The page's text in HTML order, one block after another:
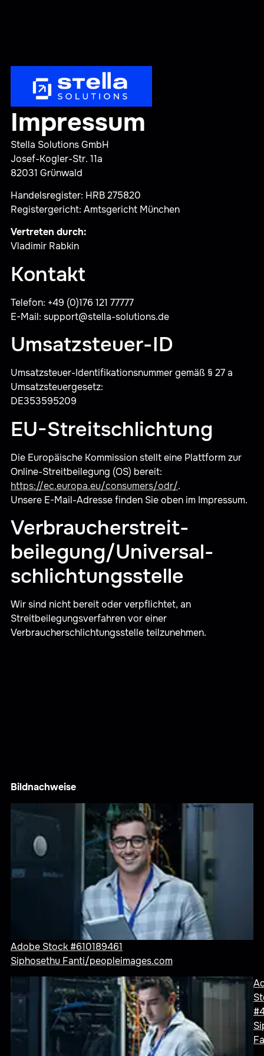
Impressum
Stella Solutions GmbH
Josef-Kogler-Str. 11a
82031 Grünwald
Handelsregister: HRB 275820
Registergericht: Amtsgericht München
Vertreten durch:
Vladimir Rabkin
Kontakt
Telefon: +49 (0)176 121 77777
E-Mail: support@stella-solutions.de
Umsatzsteuer-ID
Umsatzsteuer-Identifikationsnummer gemäß § 27 a
Umsatzsteuergesetz:
DE353595209
EU-Streitschlichtung
Die Europäische Kommission stellt eine Plattform zur
Online-Streitbeilegung (OS) bereit:
https://ec.europa.eu/consumers/odr/.
Unsere E-Mail-Adresse finden Sie oben im Impressum.
Verbraucher­streit­
beilegung/Universal­
schlichtungs­stelle
Wir sind nicht bereit oder verpflichtet, an
Streitbeilegungsverfahren vor einer
Verbraucherschlichtungsstelle teilzunehmen.
Bildnachweise
Adobe Stock #610189461
Siphosethu Fanti/peopleimages.com